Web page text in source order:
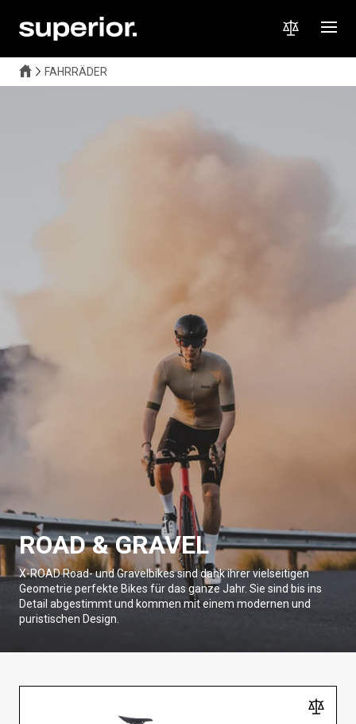
FAHRRÄDER
ROAD & GRAVEL
X-ROAD Road- und Gravelbikes sind dank ihrer vielseitigen
Geometrie perfekte Bikes für das ganze Jahr. Sie sind bis ins
Detail abgestimmt und kommen mit einem modernen und
puristischen Design.